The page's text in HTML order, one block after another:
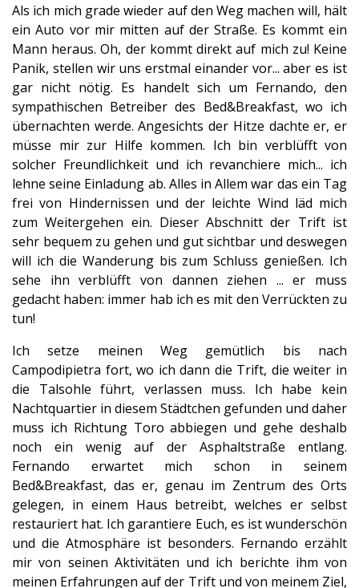
Als ich mich grade wieder auf den Weg machen will, hält
ein Auto vor mir mitten auf der Straße. Es kommt ein
Mann heraus. Oh, der kommt direkt auf mich zu! Keine
Panik, stellen wir uns erstmal einander vor... aber es ist
gar nicht nötig. Es handelt sich um Fernando, den
sympathischen Betreiber des Bed&Breakfast, wo ich
übernachten werde. Angesichts der Hitze dachte er, er
müsse mir zur Hilfe kommen. Ich bin verblüfft von
solcher Freundlichkeit und ich revanchiere mich... ich
lehne seine Einladung ab. Alles in Allem war das ein Tag
frei von Hindernissen und der leichte Wind läd mich
zum Weitergehen ein. Dieser Abschnitt der Trift ist
sehr bequem zu gehen und gut sichtbar und deswegen
will ich die Wanderung bis zum Schluss genießen. Ich
sehe ihn verblüfft von dannen ziehen ... er muss
gedacht haben: immer hab ich es mit den Verrückten zu
tun!
Ich setze meinen Weg gemütlich bis nach
Campodipietra fort, wo ich dann die Trift, die weiter in
die Talsohle führt, verlassen muss. Ich habe kein
Nachtquartier in diesem Städtchen gefunden und daher
muss ich Richtung Toro abbiegen und gehe deshalb
noch ein wenig auf der Asphaltstraße entlang.
Fernando erwartet mich schon in seinem
Bed&Breakfast, das er, genau im Zentrum des Orts
gelegen, in einem Haus betreibt, welches er selbst
restauriert hat. Ich garantiere Euch, es ist wunderschön
und die Atmosphäre ist besonders. Fernando erzählt
mir von seinen Aktivitäten und ich berichte ihm von
meinen Erfahrungen auf der Trift und von meinem Ziel,